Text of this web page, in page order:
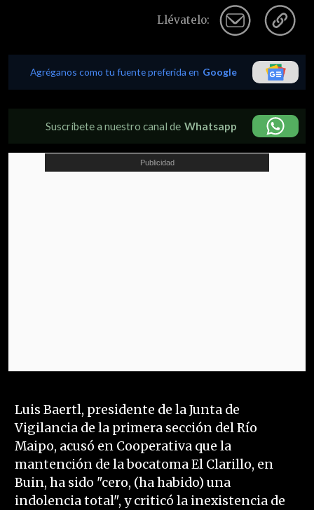
Llévatelo:
Agréganos como tu fuente preferida en Google
Suscríbete a nuestro canal de Whatsapp
Luis Baertl, presidente de la Junta de
Vigilancia de la primera sección del Río
Maipo, acusó en Cooperativa que la
mantención de la bocatoma El Clarillo, en
Buin, ha sido "cero, (ha habido) una
indolencia total", y criticó la inexistencia de